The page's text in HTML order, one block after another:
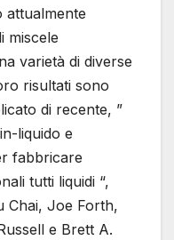
attualmente
miscele
varietà di diverse
risultati sono
di recente, ”
liquido e
fabbricare
tutti liquidi “,
Chai, Joe Forth,
e Brett A.